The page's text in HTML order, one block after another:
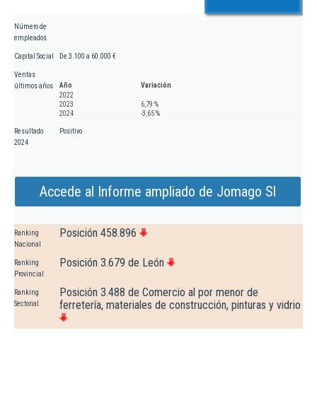
Número de
empleados
Capital Social De 3.100 a 60.000 €
Ventas
últimos años
Año
Variación
2022
2023
6,79 %
2024
-3,65 %
Resultado
2024
Positivo
Accede al Informe ampliado de Jomago Sl
Ranking
Nacional
Posición 458.896
Ranking
Provincial
Posición 3.679 de León
Ranking
Sectorial
Posición 3.488 de Comercio al por menor de
ferretería, materiales de construcción, pinturas y vidrio